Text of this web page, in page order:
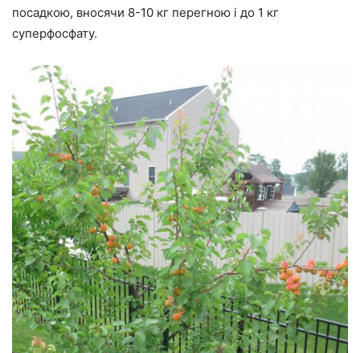
посадкою, вносячи 8-10 кг перегною і до 1 кг
суперфосфату.